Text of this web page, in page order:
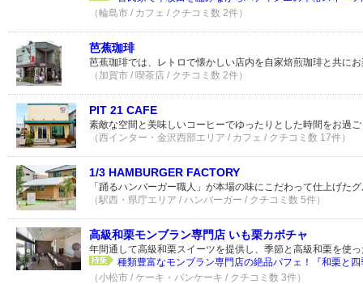
（輪島市 / カフェ / クチコミ数 2件）
芭蕉珈琲
芭蕉珈琲では、レトロで懐かしい店内を自家焙煎珈琲と共に
（加賀市 / 喫茶店 / クチコミ数 2件）
PIT 21 CAFE
素敵な空間と美味しいコーヒーでゆったりとした時間をお過
（西インター・金沢西部エリア / カフェ / クチコミ数 17件）
1/3 HAMBURGER FACTORY
「踊るハンバーガー職人」が本場の味にこだわって仕上げた
（駅西・県庁エリア / ハンバーガー / クチコミ数 5件）
高級和栗モンブラン専門店 いも栗カボチャ
年間通して高級和栗スイーツを提供し、季節と高級和栗を使
種類豊富なモンブラン専門店の絶品パフェ！『和栗と
（小松市 / ケーキ・パンケーキ / クチコミ数 3件）